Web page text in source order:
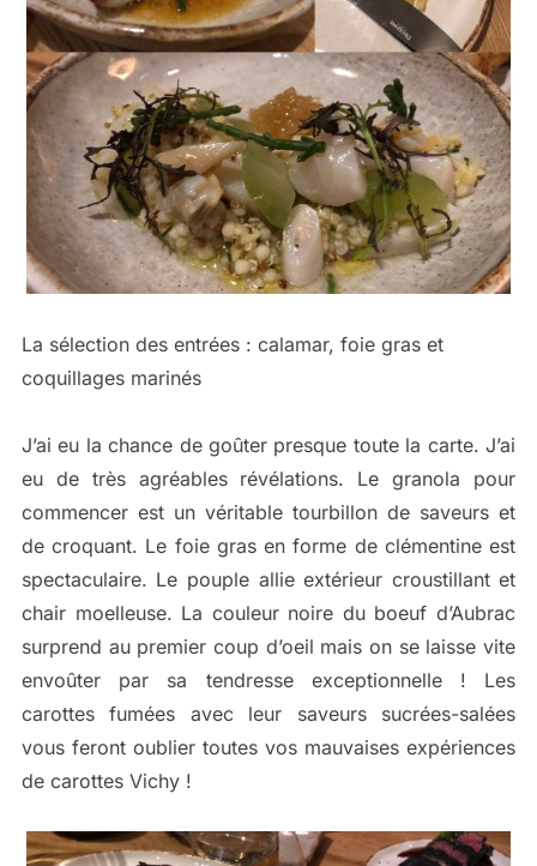
La sélection des entrées : calamar, foie gras et
coquillages marinés
J’ai eu la chance de goûter presque toute la carte. J’ai
eu de très agréables révélations. Le granola pour
commencer est un véritable tourbillon de saveurs et
de croquant. Le foie gras en forme de clémentine est
spectaculaire. Le pouple allie extérieur croustillant et
chair moelleuse. La couleur noire du boeuf d’Aubrac
surprend au premier coup d’oeil mais on se laisse vite
envoûter par sa tendresse exceptionnelle ! Les
carottes fumées avec leur saveurs sucrées-salées
vous feront oublier toutes vos mauvaises expériences
de carottes Vichy !